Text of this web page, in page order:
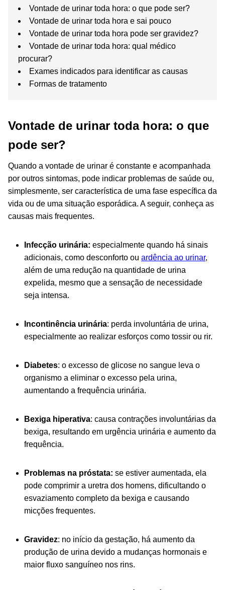
Vontade de urinar toda hora: o que pode ser?
Vontade de urinar toda hora e sai pouco
Vontade de urinar toda hora pode ser gravidez?
Vontade de urinar toda hora: qual médico
procurar?
Exames indicados para identificar as causas
Formas de tratamento
Vontade de urinar toda hora: o que
pode ser?
Quando a vontade de urinar é constante e acompanhada
por outros sintomas, pode indicar problemas de saúde ou,
simplesmente, ser característica de uma fase específica da
vida ou de uma situação esporádica. A seguir, conheça as
causas mais frequentes.
Infecção urinária: especialmente quando há sinais
adicionais, como desconforto ou ardência ao urinar,
além de uma redução na quantidade de urina
expelida, mesmo que a sensação de necessidade
seja intensa.
Incontinência urinária: perda involuntária de urina,
especialmente ao realizar esforços como tossir ou rir.
Diabetes: o excesso de glicose no sangue leva o
organismo a eliminar o excesso pela urina,
aumentando a frequência urinária.
Bexiga hiperativa: causa contrações involuntárias da
bexiga, resultando em urgência urinária e aumento da
frequência.
Problemas na próstata: se estiver aumentada, ela
pode comprimir a uretra dos homens, dificultando o
esvaziamento completo da bexiga e causando
micções frequentes.
Gravidez: no início da gestação, há aumento da
produção de urina devido a mudanças hormonais e
maior fluxo sanguíneo nos rins.